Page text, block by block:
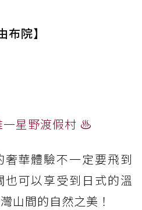
院】
一星野渡假村 ♨️
華體驗不一定要飛到
可以享受到日式的溫
山間的自然之美！